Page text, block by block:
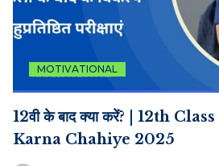
MOTIVATIONAL
12वी के बाद क्या करें? | 12th
Karna Chahiye 2025